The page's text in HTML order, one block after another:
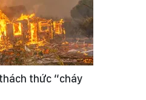
thức “cháy